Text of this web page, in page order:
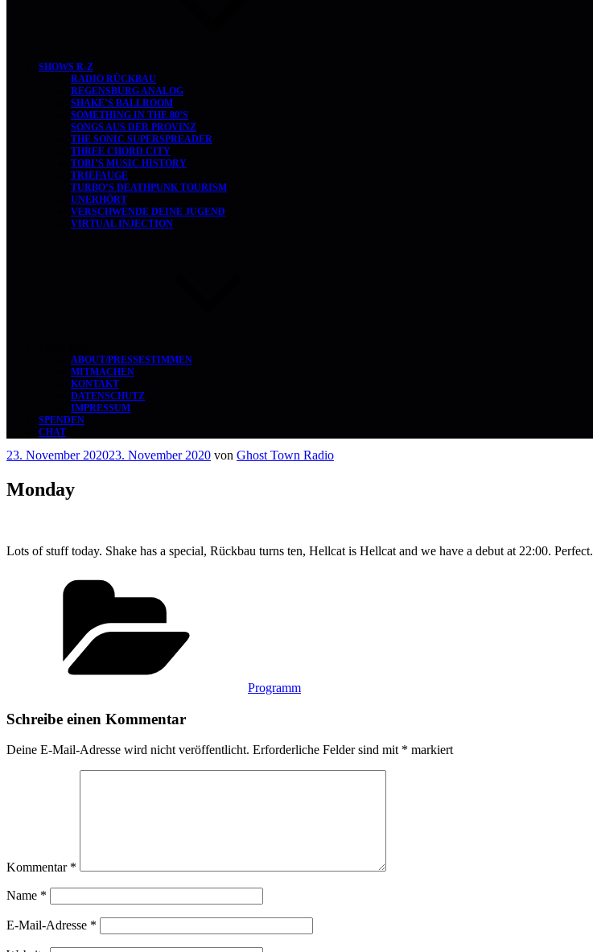
SHOWS R-Z
RADIO RÜCKBAU
REGENSBURG ANALOG
SHAKE’S BALLROOM
SOMETHING IN THE 80’S
SONGS AUS DER PROVINZ
THE SONIC SUPERSPREADER
THREE CHORD CITY
TOBI’S MUSIC HISTORY
TRIEFAUGE
TURBO’S DEATHPUNK TOURISM
UNERHÖRT
VERSCHWENDE DEINE JUGEND
VIRTUAL INJECTION
ABOUT/PRESSESTIMMEN
MITMACHEN
KONTAKT
DATENSCHUTZ
IMPRESSUM
SPENDEN
CHAT
Veröffentlicht
23. November 202023. November 2020 von Ghost Town Radio
Monday
Lots of stuff today. Shake has a special, Rückbau turns ten, Hellcat is Hellcat and we have a debut at 22:00. Perfect.
Programm
Schreibe einen Kommentar
Deine E-Mail-Adresse wird nicht veröffentlicht. Erforderliche Felder sind mit * markiert
Kommentar *
Name *
E-Mail-Adresse *